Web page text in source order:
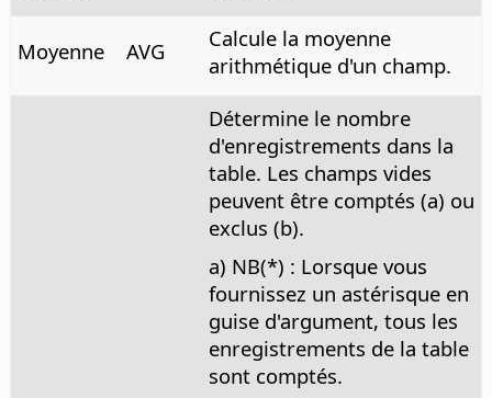
Moyenne AVG
Calcule la moyenne
arithmétique d'un champ.
Détermine le nombre
d'enregistrements dans la
table. Les champs vides
peuvent être comptés (a) ou
exclus (b).
a) NB(*) : Lorsque vous
fournissez un astérisque en
guise d'argument, tous les
enregistrements de la table
sont comptés.